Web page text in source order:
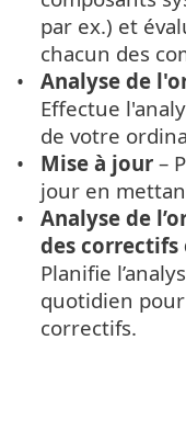
par ex.) et
chacun des
Analyse de
Effectue
de votre
Mise à jour –
jour en
Analyse de
des
Planifie
quotidien
correctifs.